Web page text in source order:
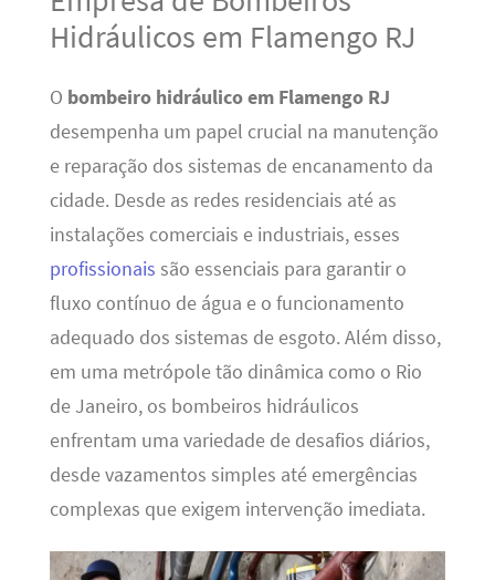
Hidráulicos em Flamengo RJ
O bombeiro hidráulico em Flamengo RJ
desempenha um papel crucial na manutenção
e reparação dos sistemas de encanamento da
cidade. Desde as redes residenciais até as
instalações comerciais e industriais, esses
profissionais são essenciais para garantir o
fluxo contínuo de água e o funcionamento
adequado dos sistemas de esgoto. Além disso,
em uma metrópole tão dinâmica como o Rio
de Janeiro, os bombeiros hidráulicos
enfrentam uma variedade de desafios diários,
desde vazamentos simples até emergências
complexas que exigem intervenção imediata.